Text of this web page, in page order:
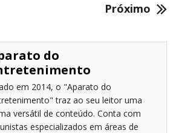
Próximo
do
em 2014, o "Aparato do
traz ao seu leitor uma
versátil de conteúdo. Conta com
especializados em áreas de